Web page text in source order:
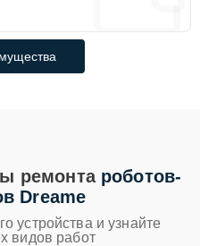
ремонта роботов-
Dreame
устройства и узнайте
видов работ